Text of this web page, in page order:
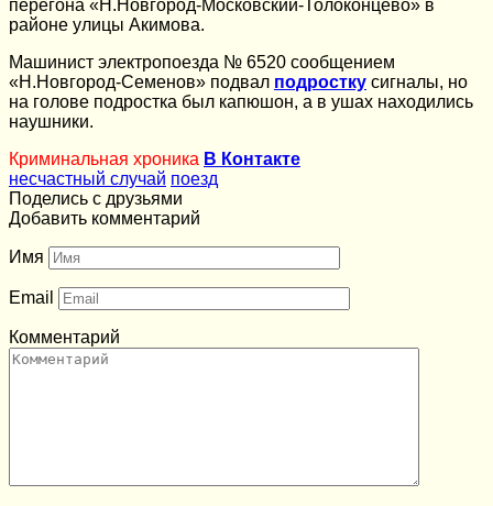
перегона «Н.Новгород-Московский-Толоконцево» в
районе улицы Акимова.
Машинист электропоезда № 6520 сообщением
«Н.Новгород-Семенов» подвал подростку сигналы, но
на голове подростка был капюшон, а в ушах находились
наушники.
Криминальная хроника В Контакте
несчастный случай поезд
Поделись с друзьями
Добавить комментарий
Имя
Email
Комментарий